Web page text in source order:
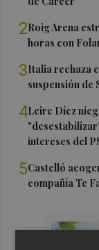
2Roig Arena
horas con
3Italia rechaza
suspensión de
4Leire Díez
intereses del
5Castelló
compañía Te